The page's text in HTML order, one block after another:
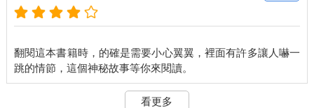
翻閱這本書籍時，的確是需要小心翼翼，裡面有許多讓人嚇一
看更多